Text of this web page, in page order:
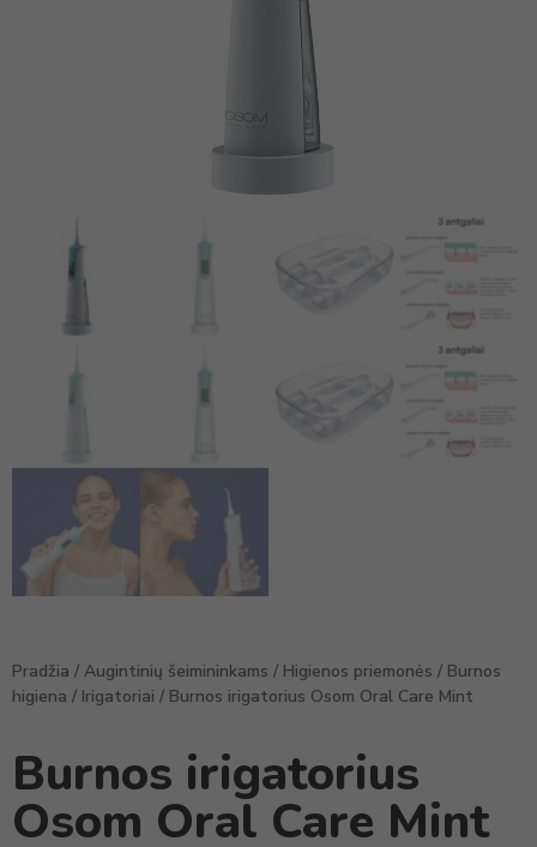
Pradžia / Augintinių šeimininkams / Higienos priemonės / Burnos
higiena / Irigatoriai / Burnos irigatorius Osom Oral Care Mint
Burnos irigatorius
Osom Oral Care Mint